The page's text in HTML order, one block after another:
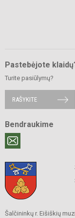
Pastebėjote
Turite pasiūlymų?
RAŠYKITE
Bendraukime
Šalčininkų r. Eišiškių